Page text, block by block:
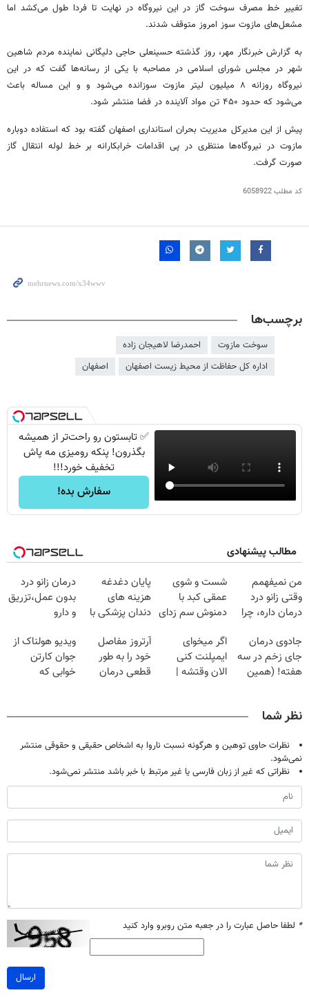
تغییر خط مصرف سوخت گاز در این نیروگاه در نهایت تا فردا طول می‌کشد اما
مشعل‌های مازوت سوز امروز متوقف شدند.
به گزارش خبرنگار مهر، روز گذشته حسینعلی حاجیدلیگانی نماینده مردم شاهین
شهر در مجلس شورای اسلامی در مصاحبه با یکی از رسانه‌ها گفت که در این
نیروگاه روزانه ۸ میلیون لیتر مازوت سوزانده می‌شود و و این مساله باعث
می‌شود که حدود ۴۵۰ تن مواد آلاینده در فضا منتشر شود.
پیش از این مدیرکل مدیریت بحران استانداری اصفهان گفته بود که استفاده دوباره
مازوت در نیروگاه‌ها منتظری در پی اقدامات خرابکارانه بر خط لوله انتقال گاز
صورت گرفت.
کد مطلب6058922
برچسب‌ها
سوخت مازوت
احمدرضا لاهیجان زاده
اداره کل حفاظت از محیط زیست اصفهان
اصفهان
✅ تابستون رو راحت‌تر از همیشه
بگذرون! پنکه رومیزی مه پاش
تخفیف خورد!!!
سفارش بده!
مطالب پیشنهادی
من نمیفهمم
وقتی زانو درد
درمان داره، چرا
تحمل میکنی؟❗
شست و شوی
عمقی کبد با
دمنوش سم زدای
پایان دغدغه
هزینه های
دندان پزشکی با
خانگی
درمان زانو درد
بدون عمل،تزریق
و دارو
جادوی درمان
جای زخم در سه
هفته! (همین
اگر میخوای
ایمپلنت کنی
الان وقتشه |
آرتروز مفاصل
خود را به طور
قطعی درمان
ویدیو هولناک از
جوان کارتن
خوابی که
نظر شما
نظرات حاوی توهین و هرگونه نسبت ناروا به اشخاص حقیقی و حقوقی منتشر
نمی‌شود.
نظراتی که غیر از زبان فارسی یا غیر مرتبط با خبر باشد منتشر نمی‌شود.
* لطفا حاصل عبارت را در جعبه متن روبرو وارد کنید
ارسال